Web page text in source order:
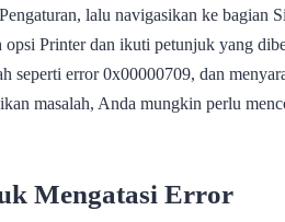
lalu navigasikan ke bagian
opsi Printer dan ikuti petunjuk yang
seperti error 0x00000709, dan
masalah, Anda mungkin perlu
Mengatasi Error